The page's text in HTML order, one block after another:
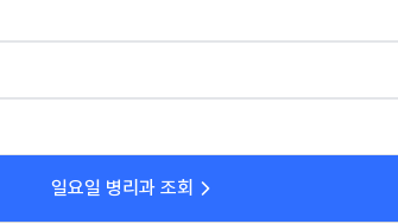
일요일 병리과 조회